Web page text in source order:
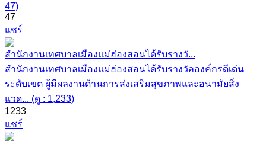
47)
47
แชร์
สำนักงานเทศบาลเมืองแม่ฮ่องสอนได้รับรางวั...
สำนักงานเทศบาลเมืองแม่ฮ่องสอนได้รับรางวัลองค์กรดีเด่น
ระดับเขต ผู้มีผลงานด้านการส่งเสริมสุขภาพและอนามัยสิ่ง
แวด... (ดู : 1,233)
1233
แชร์